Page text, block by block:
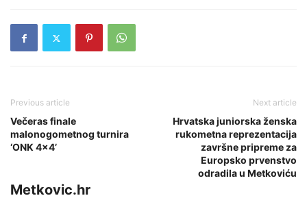
Previous article
Večeras finale
malonogometnog turnira
‘ONK 4×4’
Next article
Hrvatska juniorska ženska
rukometna reprezentacija
završne pripreme za
Europsko prvenstvo
odradila u Metkoviću
Metkovic.hr